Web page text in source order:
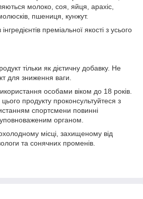
молоко, соя, яйця, арахіс,
пшениця, кунжут.
преміальної якості з усього
тільки як дієтичну добавку. Не
для зниження ваги.
особами віком до 18 років.
продукту проконсультуйтеся з
спортсмени повинні
органом.
місці, захищеному від
та сонячних променів.